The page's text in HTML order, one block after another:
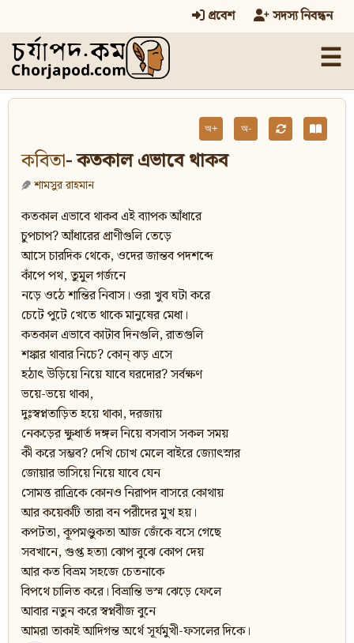
প্রবেশ সদস্য নিবন্ধন
☰
অ+ অ-
কবিতা- কতকাল এভাবে থাকব
শামসুর রাহমান
কতকাল এভাবে থাকব এই ব্যাপক আঁধারে
চুপচাপ? আঁধারের প্রাণীগুলি তেড়ে
আসে চারদিক থেকে, ওদের জান্তব পদশব্দে
কাঁপে পথ, তুমুল গর্জনে
নড়ে ওঠে শান্তির নিবাস। ওরা খুব ঘটা করে
চেটে পুটে খেতে থাকে মানুষের মেধা।
কতকাল এভাবে কাটাব দিনগুলি, রাতগুলি
শঙ্কার থাবার নিচে? কোন্‌ ঝড় এসে
হঠাৎ উড়িয়ে নিয়ে যাবে ঘরদোর? সর্বক্ষণ
ভয়ে-ভয়ে থাকা,
দুঃস্বপ্নতাড়িত হয়ে থাকা, দরজায়
নেকড়ের ক্ষুধার্ত দঙ্গল নিয়ে বসবাস সকল সময়
কী করে সম্ভব? দেখি চোখ মেলে বাইরে জ্যোৎস্নার
জোয়ার ভাসিয়ে নিয়ে যাবে যেন
সোমত্ত রাত্রিকে কোনও নিরাপদ বাসরে কোথায়
আর কয়েকটি তারা বন পরীদের মুখ হয়।
কপটতা, কূপমণ্ডুকতা আজ জেঁকে বসে গেছে
সবখানে, গুপ্ত হত্যা ঝোপ বুঝে কোপ দেয়
আর কত বিভ্রম সহজে চেতনাকে
বিপথে চালিত করে। বিভ্রান্তি ভস্ম ঝেড়ে ফেলে
আবার নতুন করে স্বপ্নবীজ বুনে
আমরা তাকাই আদিগন্ত অর্থে সূর্যমুখী-ফসলের দিকে।